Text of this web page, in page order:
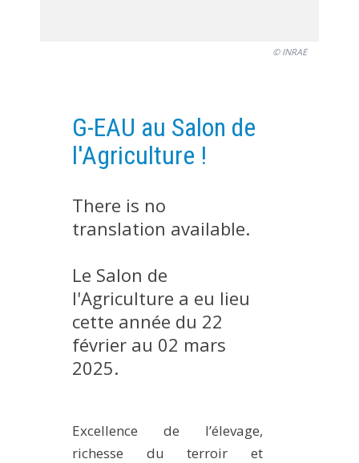
CURRENT PROJECTS
COMPLETED PROJECTS
TRAINING COURSES
EDUCATION AND TRAINING
DOCTORAL TRAINING
THESES IN PROGRESS
METHODS AND TOOLS
© INRAE
G-EAU au Salon de
l'Agriculture !
There is no
translation available.
Le Salon de
l'Agriculture a eu lieu
cette année du 22
février au 02 mars
2025.
Excellence de l’élevage,
richesse du terroir et